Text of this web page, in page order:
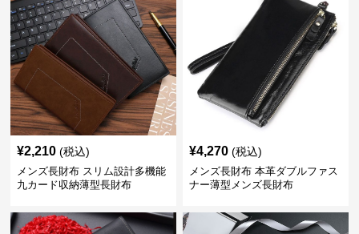
¥2,210 (税込)
メンズ長財布 スリム設計多機能
九カード収納薄型長財布
¥4,270 (税込)
メンズ長財布 本革ダブルファス
ナー薄型メンズ長財布